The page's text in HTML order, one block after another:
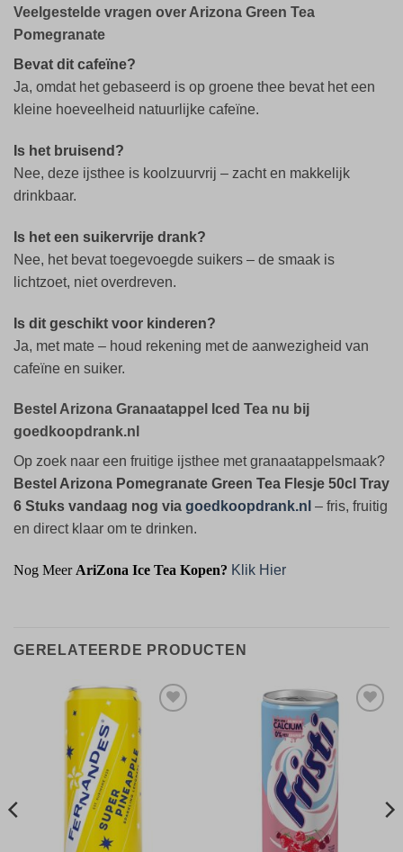
Veelgestelde vragen over Arizona Green Tea
Pomegranate
Bevat dit cafeïne?
Ja, omdat het gebaseerd is op groene thee bevat het een
kleine hoeveelheid natuurlijke cafeïne.
Is het bruisend?
Nee, deze ijsthee is koolzuurvrij – zacht en makkelijk
drinkbaar.
Is het een suikervrije drank?
Nee, het bevat toegevoegde suikers – de smaak is
lichtzoet, niet overdreven.
Is dit geschikt voor kinderen?
Ja, met mate – houd rekening met de aanwezigheid van
cafeïne en suiker.
Bestel Arizona Granaatappel Iced Tea nu bij
goedkoopdrank.nl
Op zoek naar een fruitige ijsthee met granaatappelsmaak?
Bestel Arizona Pomegranate Green Tea Flesje 50cl Tray
6 Stuks vandaag nog via goedkoopdrank.nl – fris, fruitig
en direct klaar om te drinken.
Nog Meer AriZona Ice Tea Kopen? Klik Hier
GERELATEERDE PRODUCTEN
Toevoegen
verlanglijst
Toevoegen
verlanglijst